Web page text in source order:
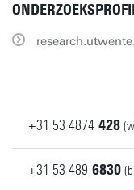
+31 53 4874 428
+31 53 489 6830